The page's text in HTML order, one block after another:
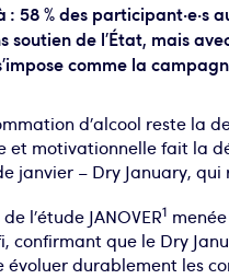
: 58 % des participant·e·s
soutien de l’État, mais
comme la
d’alcool reste la
et motivationnelle fait la
janvier – Dry January,
l’étude JANOVER1
confirmant que le Dry
durablement les